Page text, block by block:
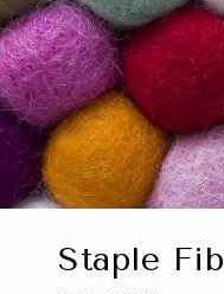
Staple Fib